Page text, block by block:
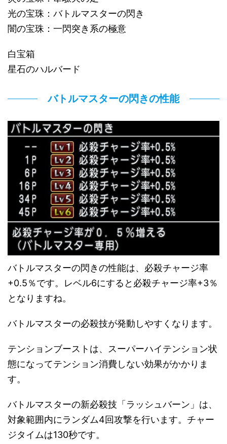
光の宝珠：バトルマスターの閃き
闇の宝珠：一閃突き系の極意
白宝箱
星石のハルバード
バトルマスターの閃きの性能
バトルマスターの閃きの性能は、必殺チャージ率
+0.5％です。レベル6にすると必殺チャージ率+3％
となりますね。
バトルマスターの必殺技が発動しやすくなります。
テンションブーストは、スーパーハイテンション状
態になってテンション消費しない効果がかかりま
す。
バトルマスターの新必殺技「ラッシュバーン」は、
対象範囲内にランダム4回攻撃を行います。チャー
ジタイムは130秒です。